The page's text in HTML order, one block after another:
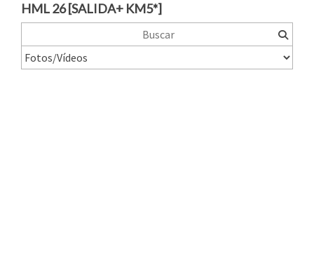
HML 26 [SALIDA+ KM5*]